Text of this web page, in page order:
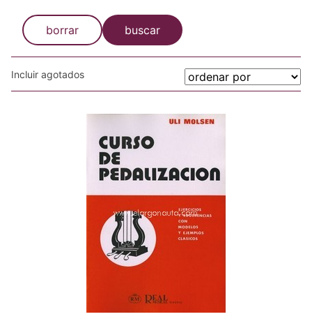
borrar buscar
Incluir agotados